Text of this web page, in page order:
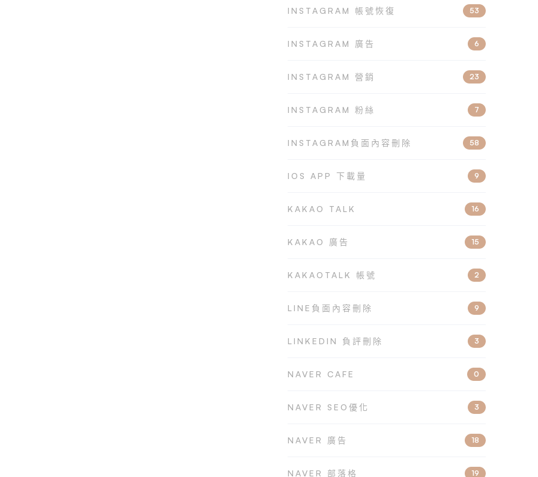
INSTAGRAM 帳號恢復 53
INSTAGRAM 廣告 6
INSTAGRAM 營銷 23
INSTAGRAM 粉絲 7
INSTAGRAM負面內容刪除 58
IOS APP 下載量 9
KAKAO TALK 16
KAKAO 廣告 15
KAKAOTALK 帳號 2
LINE負面內容刪除 9
LINKEDIN 負評刪除 3
NAVER CAFE 0
NAVER SEO優化 3
NAVER 廣告 18
NAVER 部落格 19